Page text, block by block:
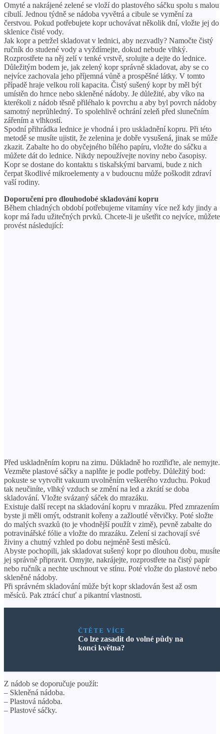
Omyté a nakrájené zelené se vloží do plastového sáčku spolu s malou
cibulí. Jednou týdně se nádoba vyvětrá a cibule se vymění za
čerstvou. Pokud potřebujete kopr uchovávat několik dní, vložte jej do
sklenice čisté vody.
Jak kopr a petržel skladovat v lednici, aby nezvadly? Namočte čistý
ručník do studené vody a vyždímejte, dokud nebude vlhký.
Rozprostřete na něj zelí v tenké vrstvě, srolujte a dejte do lednice.
Důležitým bodem je, jak zelený kopr správně skladovat, aby se co
nejvíce zachovala jeho příjemná vůně a prospěšné látky. V tomto
případě hraje velkou roli kapacita. Čistý sušený kopr by měl být
umístěn do hrnce nebo skleněné nádoby. Je důležité, aby víko na
kterékoli z nádob těsně přiléhalo k povrchu a aby byl povrch nádoby
samotný neprůhledný. To spolehlivě ochrání zeleň před slunečním
zářením a vlhkostí.
Spodní přihrádka lednice je vhodná i pro uskladnění kopru. Při této
metodě se musíte ujistit, že zelenina je dobře vysušená, jinak se může
zkazit. Zabalte ho do obyčejného bílého papíru, vložte do sáčku a
můžete dát do lednice. Nikdy nepoužívejte noviny nebo časopisy.
Kopr se dostane do kontaktu s tiskařskými barvami, bude z nich
čerpat škodlivé mikroelementy a v budoucnu může poškodit zdraví
vaší rodiny.
Doporučení pro dlouhodobé skladování kopru
Během chladných období potřebujeme vitamíny více než kdy jindy a
kopr má řadu užitečných prvků. Chcete-li je ušetřit co nejvíce, můžete
provést následující:
Před uskladněním kopru na zimu. Důkladně ho roztřiďte, ale nemyjte.
Vezměte plastové sáčky a naplňte je podle potřeby. Důležitý bod:
pokuste se vytvořit vakuum uvolněním veškerého vzduchu. Pokud
tak neučiníte, vlhký vzduch se změní na led a zkrátí se doba
skladování. Vložte svázaný sáček do mrazáku.
Existuje další recept na skladování kopru v mrazáku. Před zmrazením
byste ji měli omýt, odstranit kořeny a zažloutlé větvičky. Poté složte
do malých svazků (to je vhodnější použít v zimě), pevně zabalte do
potravinářské fólie a vložte do mrazáku. Zelení si zachovají své
živiny a chutný vzhled po dobu nejméně šesti měsíců.
Abyste pochopili, jak skladovat sušený kopr po dlouhou dobu, musíte
jej správně připravit. Omyjte, nakrájejte, rozprostřete na čistý papír
nebo ručník a nechte uschnout ve stínu. Poté vložte do plastové nebo
skleněné nádoby.
Při správném skladování může být kopr skladován šest až osm
měsíců. Pak ztrácí chuť a pikantní vlastnosti.
ČTĚTE VÍCE
Co lze zasadit do volné půdy na
konci května?
Z nádob se doporučuje použít:
– Skleněná nádoba.
– Plastová nádoba.
– Plastové sáčky.